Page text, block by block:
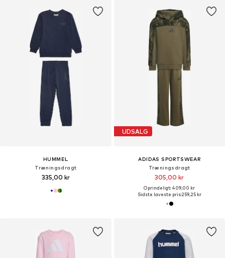
HUMMEL
Træningsdragt
335,00 kr
UDSALG
ADIDAS SPORTSWEAR
Træningsdragt
305,00 kr
Oprindeligt: 409,00 kr
Sidste laveste pris:259,25 kr